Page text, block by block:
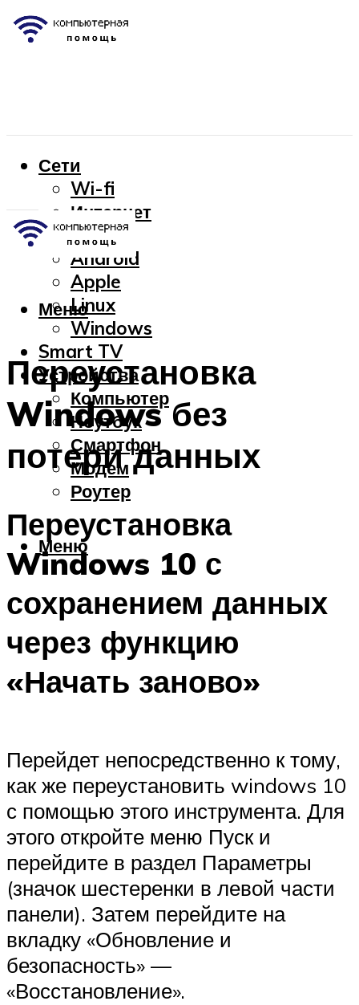
Сети
Wi-fi
Интернет
OC
Android
Apple
Linux
Windows
Smart TV
Устройства
Компьютер
Ноутбук
Смартфон
Модем
Роутер
Меню
Меню
Переустановка
Windows без
потери данных
Переустановка
Windows 10 с
сохранением данных
через функцию
«Начать заново»
Перейдет непосредственно к тому,
как же переустановить windows 10
с помощью этого инструмента. Для
этого откройте меню Пуск и
перейдите в раздел Параметры
(значок шестеренки в левой части
панели). Затем перейдите на
вкладку «Обновление и
безопасность» —
«Восстановление».